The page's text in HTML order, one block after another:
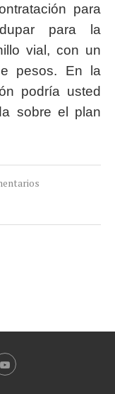
para
para la
vial, con un
pesos. En la
podría usted
sobre el plan